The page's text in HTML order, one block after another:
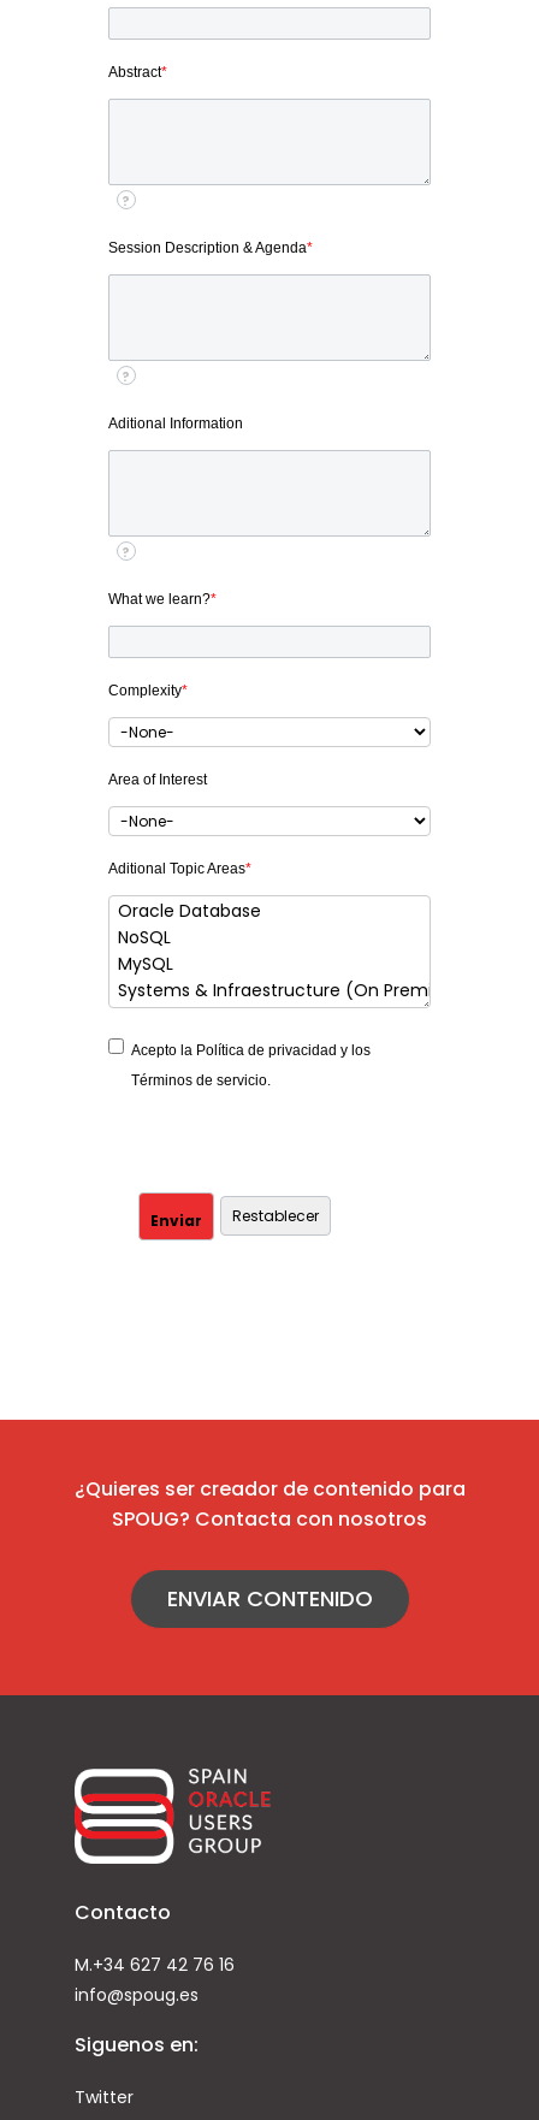
Abstract*
?
Session Description & Agenda*
?
Aditional Information
?
What we learn?*
Complexity*
Area of Interest
Aditional Topic Areas*
Acepto la Política de privacidad y los
Términos de servicio.
¿Quieres ser creador de contenido para
SPOUG? Contacta con nosotros
ENVIAR CONTENIDO
Contacto
M.+34 627 42 76 16
info@spoug.es
Siguenos en:
Twitter